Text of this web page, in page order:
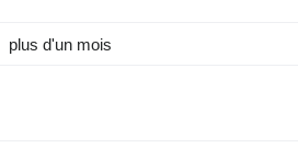
plus d'un mois